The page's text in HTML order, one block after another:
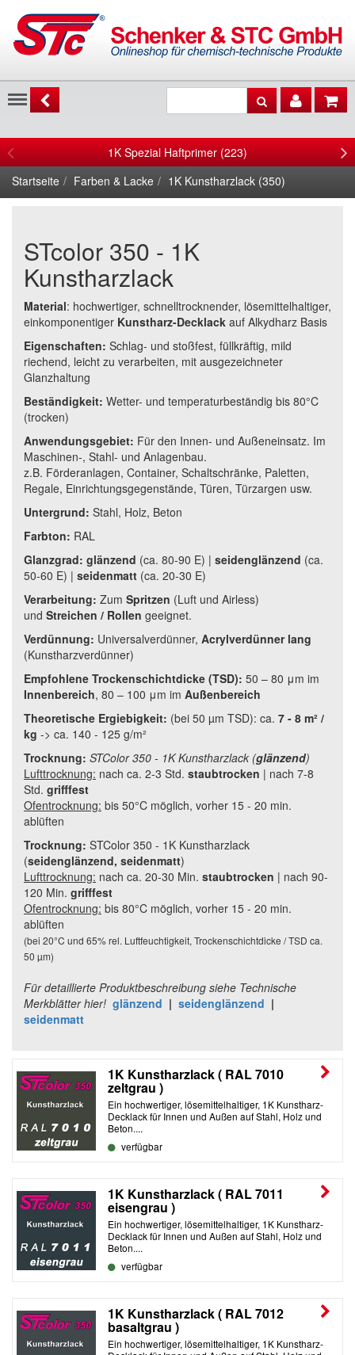
Menu
1K Spezial Haftprimer (223)
Startseite
Farben & Lacke 1K Kunstharzlack (350)
STcolor 350 - 1K
Kunstharzlack
Material: hochwertiger, schnelltrocknender, lösemittelhaltiger,
einkomponentiger Kunstharz-Decklack auf Alkydharz Basis
Eigenschaften: Schlag- und stoßfest, füllkräftig, mild
riechend, leicht zu verarbeiten, mit ausgezeichneter
Glanzhaltung
Beständigkeit: Wetter- und temperaturbeständig bis 80°C
(trocken)
Anwendungsgebiet: Für den Innen- und Außeneinsatz. Im
Maschinen-, Stahl- und Anlagenbau.
z.B. Förderanlagen, Container, Schaltschränke, Paletten,
Regale, Einrichtungsgegenstände, Türen, Türzargen usw.
Untergrund: Stahl, Holz, Beton
Farbton: RAL
Glanzgrad: glänzend (ca. 80-90 E) | seidenglänzend (ca.
50-60 E) | seidenmatt (ca. 20-30 E)
Verarbeitung: Zum Spritzen (Luft und Airless)
und Streichen / Rollen geeignet.
Verdünnung: Universalverdünner, Acrylverdünner lang
(Kunstharzverdünner)
Empfohlene Trockenschichtdicke (TSD): 50 – 80 μm im
Innenbereich, 80 – 100 μm im Außenbereich
Theoretische Ergiebigkeit: (bei 50 µm TSD): ca. 7 - 8 m² /
kg -> ca. 140 - 125 g/m²
Trocknung: STColor 350 - 1K Kunstharzlack (glänzend)
Lufttrocknung: nach ca. 2-3 Std. staubtrocken | nach 7-8
Std. grifffest
Ofentrocknung: bis 50°C möglich, vorher 15 - 20 min.
ablüften
Trocknung: STColor 350 - 1K Kunstharzlack
(seidenglänzend, seidenmatt)
Lufttrocknung: nach ca. 20-30 Min. staubtrocken | nach 90-
120 Min. grifffest
Ofentrocknung: bis 80°C möglich, vorher 15 - 20 min.
ablüften
(bei 20°C und 65% rel. Luftfeuchtigkeit, Trockenschichtdicke / TSD ca.
50 µm)
Für detaillierte Produktbeschreibung siehe Technische
Merkblätter hier! glänzend | seidenglänzend |
seidenmatt
1K Kunstharzlack ( RAL 7010
zeltgrau )
Ein hochwertiger, lösemittelhaltiger, 1K Kunstharz-
Decklack für Innen und Außen auf Stahl, Holz und
Beton....
verfügbar
1K Kunstharzlack ( RAL 7011
eisengrau )
Ein hochwertiger, lösemittelhaltiger, 1K Kunstharz-
Decklack für Innen und Außen auf Stahl, Holz und
Beton....
verfügbar
1K Kunstharzlack ( RAL 7012
basaltgrau )
Ein hochwertiger, lösemittelhaltiger, 1K Kunstharz-